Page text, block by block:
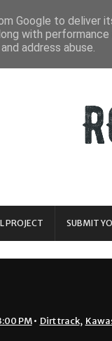
PROJECT SUBMIT
PM • Dirt track,
Google to deliver
with
address abuse.